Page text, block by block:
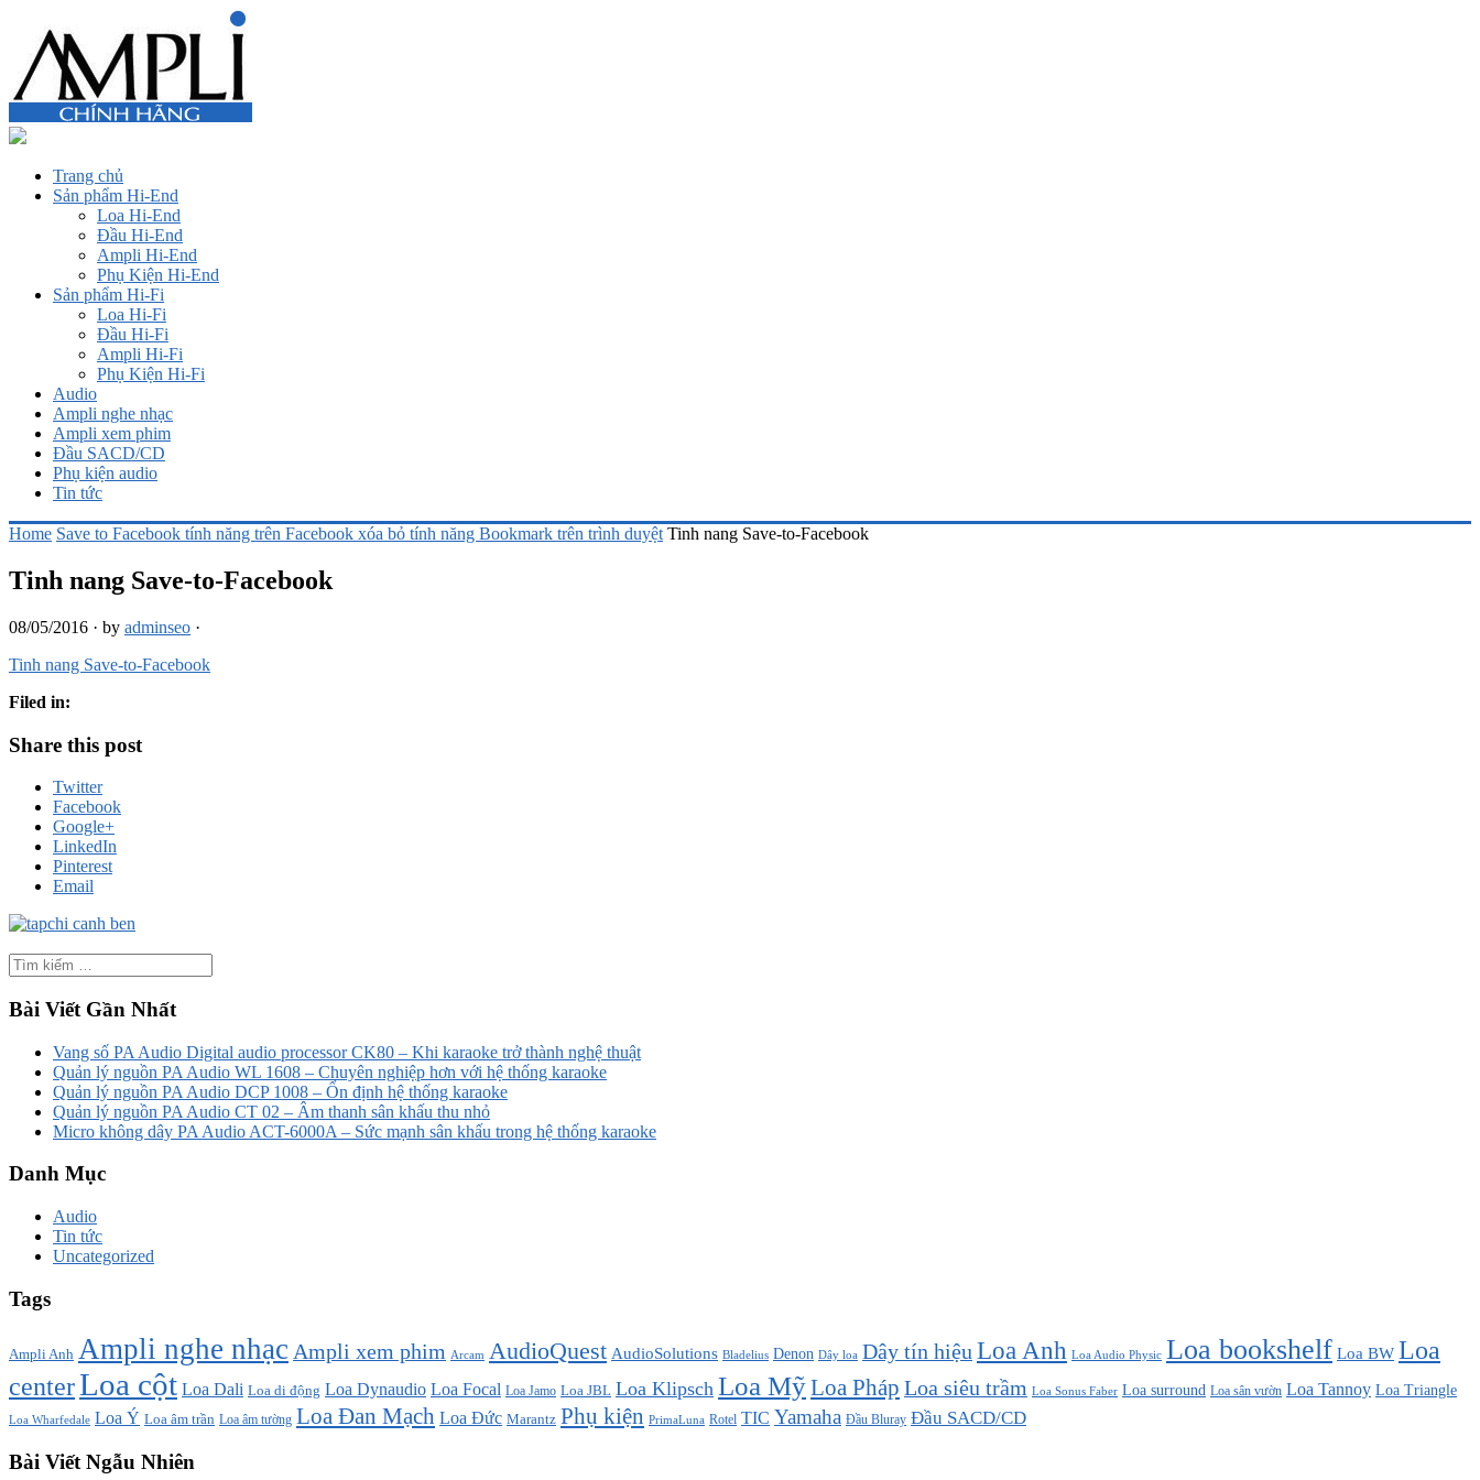
Trang chủ
Sản phẩm Hi-End
Loa Hi-End
Đầu Hi-End
Ampli Hi-End
Phụ Kiện Hi-End
Sản phẩm Hi-Fi
Loa Hi-Fi
Đầu Hi-Fi
Ampli Hi-Fi
Phụ Kiện Hi-Fi
Audio
Ampli nghe nhạc
Ampli xem phim
Đầu SACD/CD
Phụ kiện audio
Tin tức
Home Save to Facebook tính năng trên Facebook xóa bỏ tính năng Bookmark trên trình duyệt Tinh nang Save-to-Facebook
Tinh nang Save-to-Facebook
08/05/2016 · by adminseo ·
Tinh nang Save-to-Facebook
Filed in:
Share this post
Twitter
Facebook
Google+
LinkedIn
Pinterest
Email
Bài Viết Gần Nhất
Vang số PA Audio Digital audio processor CK80 – Khi karaoke trở thành nghệ thuật
Quản lý nguồn PA Audio WL 1608 – Chuyên nghiệp hơn với hệ thống karaoke
Quản lý nguồn PA Audio DCP 1008 – Ổn định hệ thống karaoke
Quản lý nguồn PA Audio CT 02 – Âm thanh sân khấu thu nhỏ
Micro không dây PA Audio ACT-6000A – Sức mạnh sân khấu trong hệ thống karaoke
Danh Mục
Audio
Tin tức
Uncategorized
Tags
Ampli Anh Ampli nghe nhạc Ampli xem phim Arcam AudioQuest AudioSolutions Bladelius Denon Dây loa Dây tín hiệu Loa Anh Loa Audio Physic Loa bookshelf Loa BW Loa
centerLoa cột Loa Dali Loa di động Loa Dynaudio Loa Focal Loa Jamo Loa JBL Loa Klipsch Loa MỹLoa Pháp Loa siêu trầm Loa Sonus Faber Loa surround Loa sân vườn Loa Tannoy Loa Triangle
Loa Wharfedale Loa Ý Loa âm trần Loa âm tường Loa Đan Mạch Loa Đức Marantz Phụ kiện PrimaLuna Rotel TIC Yamaha Đầu Bluray Đầu SACD/CD
Bài Viết Ngẫu Nhiên